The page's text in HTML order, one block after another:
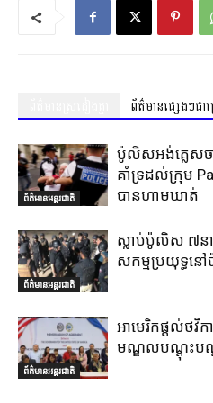
ព័ត៌មានផ្សេងៗជា
ព័ត៌មានអន្តរជាតិ
ប៉ូលិសអង់គ្លេសច
គាំទ្រដល់ក្រុម
បានហាមឃាត់
ព័ត៌មានអន្តរជាតិ
ស្លាប់ប៉ូលិស ៧នា
សកម្មប្រយុទ្ធនៅ
ព័ត៌មានអន្តរជាតិ
អាមេរិកផ្តល់ថវិ
មណ្ឌលបណ្តុះបណ្